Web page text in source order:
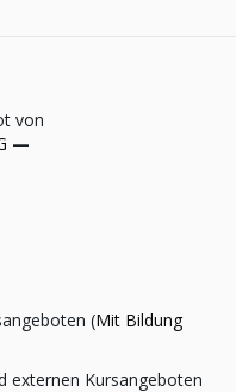
von
—
(Mit Bildung
externen Kursangeboten